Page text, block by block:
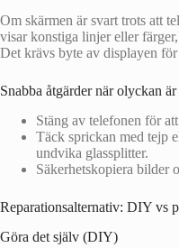
Om skärmen är svart trots att
visar konstiga linjer eller
Det krävs byte av displayen för
Snabba åtgärder när olyckan
Stäng av telefonen för
Täck sprickan med tejp
undvika glassplitter.
Säkerhetskopiera bilder
Reparationsalternativ: DIY vs
Göra det själv (DIY)